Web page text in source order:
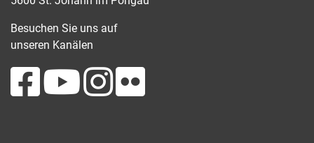
Besuchen Sie uns auf
unseren Kanälen